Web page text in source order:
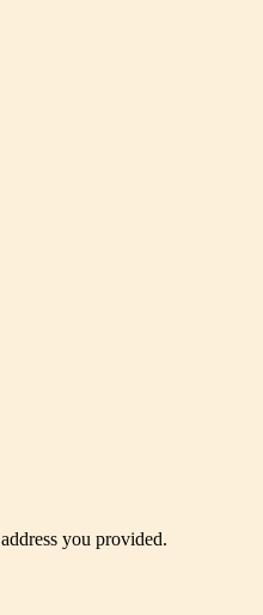
you provided.